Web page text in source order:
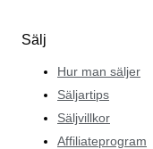
Sälj
Hur man säljer
Säljartips
Säljvillkor
Affiliateprogram